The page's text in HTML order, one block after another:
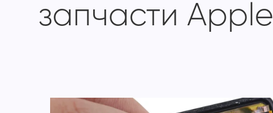
запчасти Apple